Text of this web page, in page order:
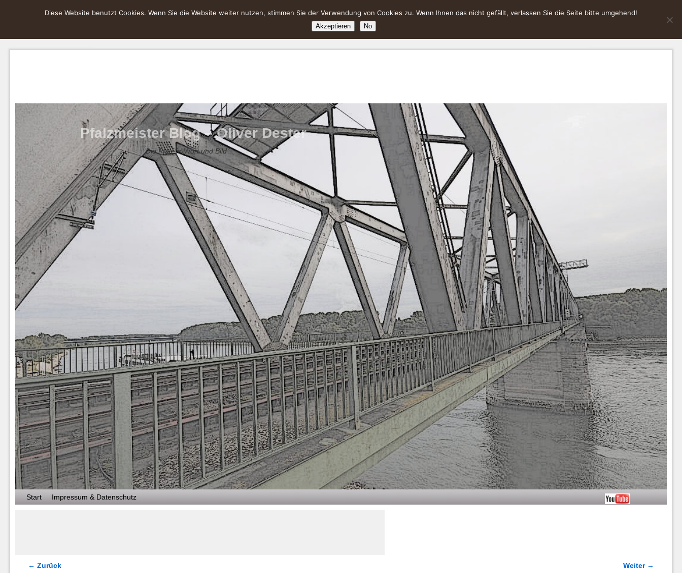
Pfalzmeister Blog – Oliver Dester
Die Pfalz in Wort und Bild
Zum Inhalt wechseln
Zum sekundären Inhalt wechseln
Start Impressum & Datenschutz
Bilder-Navigation
← Zurück Weiter →
Diese Website benutzt Cookies. Wenn Sie die Website weiter nutzen, stimmen Sie der Verwendung von Cookies zu. Wenn Ihnen das nicht gefällt, verlassen Sie die Seite bitte umgehend!
Akzeptieren No